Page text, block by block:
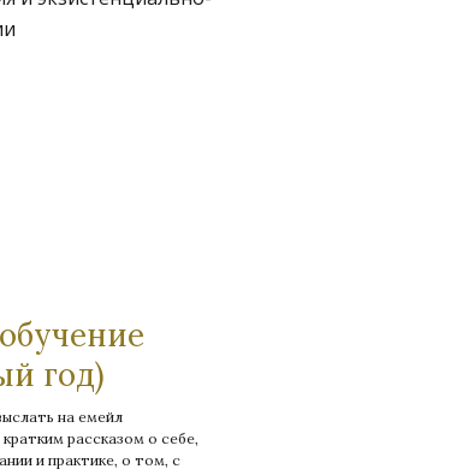
год)
на емейл
рассказом о себе,
и практике, о том, с